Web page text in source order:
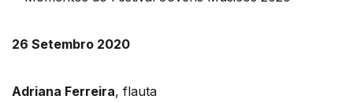
26 Setembro 2020
Adriana Ferreira, flauta